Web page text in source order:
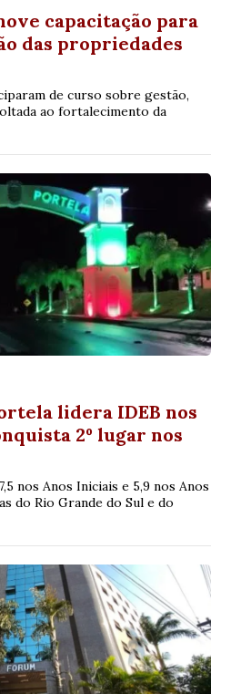
capacitação para
das propriedades
de curso sobre gestão,
ao fortalecimento da
lidera IDEB nos
2º lugar nos
nos Anos Iniciais e 5,9 nos Anos
do Rio Grande do Sul e do